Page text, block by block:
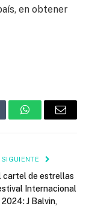
en obtener
WhatsAppEmail
cartel de estrellas
Internacional
J Balvin,